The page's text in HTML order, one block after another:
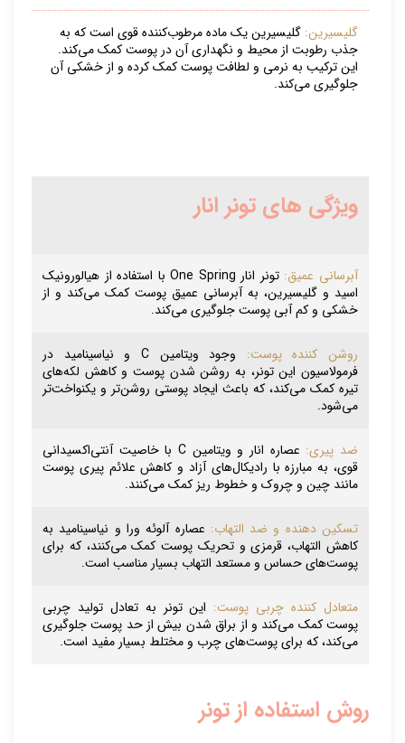
گلیسیرین: گلیسیرین یک ماده مرطوب‌کننده قوی است که به
جذب رطوبت از محیط و نگهداری آن در پوست کمک می‌کند.
این ترکیب به نرمی و لطافت پوست کمک کرده و از خشکی آن
جلوگیری می‌کند.
ویژگی های تونر انار
آبرسانی عمیق:
تونر انار One Spring با استفاده از هیالورونیک
اسید و گلیسیرین، به آبرسانی عمیق پوست کمک می‌کند و از
خشکی و کم آبی پوست جلوگیری می‌کند.
روشن کننده پوست:
وجود ویتامین C و نیاسینامید در
فرمولاسیون این تونر، به روشن شدن پوست و کاهش لکه‌های
تیره کمک می‌کند، که باعث ایجاد پوستی روشن‌تر و یکنواخت‌تر
می‌شود.
ضد پیری:
عصاره انار و ویتامین C با خاصیت آنتی‌اکسیدانی
قوی، به مبارزه با رادیکال‌های آزاد و کاهش علائم پیری پوست
مانند چین و چروک و خطوط ریز کمک می‌کنند.
تسکین دهنده و ضد التهاب: عصاره آلوئه ورا و نیاسینامید به
کاهش التهاب، قرمزی و تحریک پوست کمک می‌کنند، که برای
پوست‌های حساس و مستعد التهاب بسیار مناسب است.
متعادل کننده چربی پوست: این تونر به تعادل تولید چربی
پوست کمک می‌کند و از براق شدن بیش از حد پوست جلوگیری
می‌کند، که برای پوست‌های چرب و مختلط بسیار مفید است.
روش استفاده از تونر